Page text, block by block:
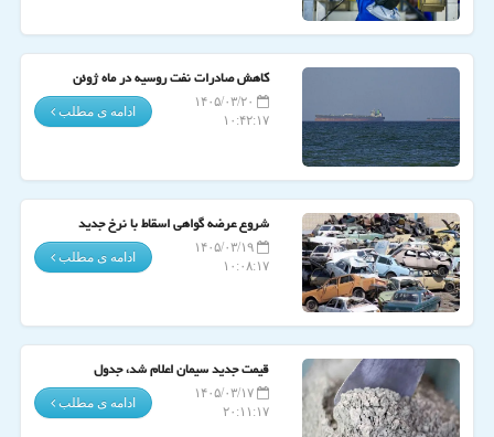
کاهش صادرات نفت روسیه در ماه ژوئن
۱۴۰۵/۰۳/۲۰
۱۰:۴۲:۱۷
ادامه ی مطلب
شروع عرضه گواهی اسقاط با نرخ جدید
۱۴۰۵/۰۳/۱۹
۱۰:۰۸:۱۷
ادامه ی مطلب
قیمت جدید سیمان اعلام شد، جدول
۱۴۰۵/۰۳/۱۷
۲۰:۱۱:۱۷
ادامه ی مطلب